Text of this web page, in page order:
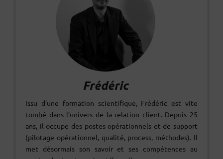
Frédéric
Issu d’une formation scientifique, Frédéric est vite
tombé dans l’univers de la relation client. Depuis 25
ans, il occupe des postes opérationnels et de support
(pilotage opérationnel, qualité, process, méthodes). Il
met désormais son savoir et ses compétences au